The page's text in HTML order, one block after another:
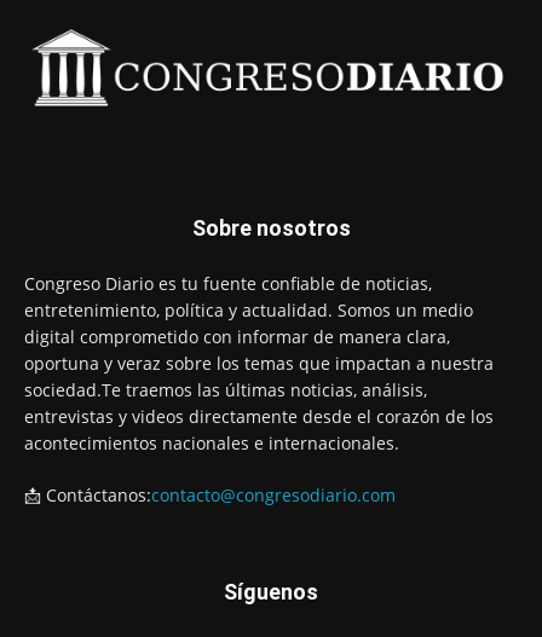
Sobre nosotros
Congreso Diario es tu fuente confiable de noticias,
entretenimiento, política y actualidad. Somos un medio
digital comprometido con informar de manera clara,
oportuna y veraz sobre los temas que impactan a nuestra
sociedad.Te traemos las últimas noticias, análisis,
entrevistas y videos directamente desde el corazón de los
acontecimientos nacionales e internacionales.
📩 Contáctanos:contacto@congresodiario.com
Síguenos